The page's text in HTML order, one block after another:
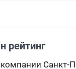
рейтинг
Санкт-